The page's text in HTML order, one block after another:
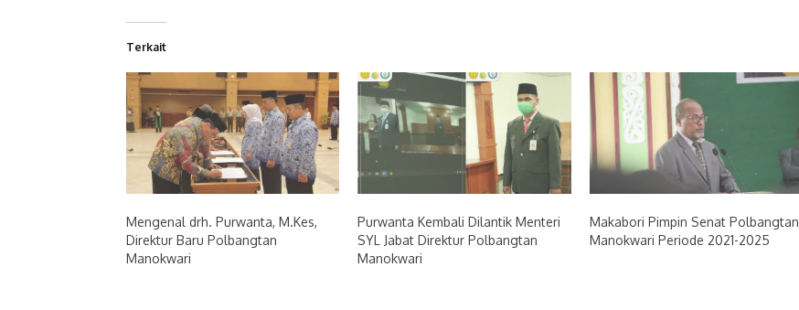
Terkait
Mengenal drh. Purwanta, M.Kes,
Direktur Baru Polbangtan
Manokwari
Purwanta Kembali Dilantik Menteri
SYL Jabat Direktur Polbangtan
Manokwari
Makabori Pimpin Senat Polbangtan
Manokwari Periode 2021-2025